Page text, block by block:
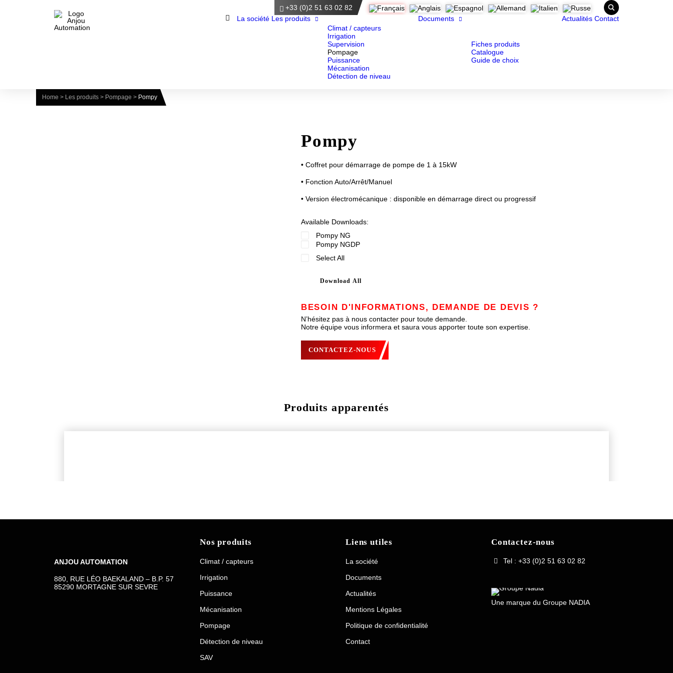
+33 (0)2 51 63 02 82
Accueil
La société Les produits
Climat / capteurs
Irrigation
Supervision
Pompage
Puissance
Mécanisation
Détection de niveau
Documents
Fiches produits
Catalogue
Guide de choix
Actualités Contact
Home > Les produits > Pompage > Pompy
Pompy
• Coffret pour démarrage de pompe de 1 à 15kW
• Fonction Auto/Arrêt/Manuel
• Version électromécanique : disponible en démarrage direct ou progressif
Available Downloads:
Pompy NG
Pompy NGDP
Select All
Download All
BESOIN D'INFORMATIONS, DEMANDE DE DEVIS ?
N’hésitez pas à nous contacter pour toute demande.
Notre équipe vous informera et saura vous apporter toute son expertise.
CONTACTEZ-NOUS
Produits apparentés
ANJOU AUTOMATION
880, RUE LÉO BAEKALAND – B.P. 57
85290 MORTAGNE SUR SEVRE
Nos produits
Climat / capteurs
Irrigation
Puissance
Mécanisation
Pompage
Détection de niveau
SAV
Liens utiles
La société
Documents
Actualités
Mentions Légales
Politique de confidentialité
Contact
Contactez-nous
Tel : +33 (0)2 51 63 02 82
Une marque du Groupe NADIA